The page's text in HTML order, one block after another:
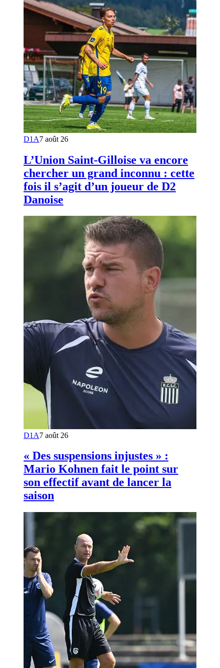
D1A7 août 26
L’Union Saint-Gilloise va encore
chercher un grand inconnu : cette
fois il s’agit d’un joueur de D2
Danoise
D1A7 août 26
« Des suspensions injustes » :
Mario Kohnen fait le point sur
son effectif avant de lancer la
saison